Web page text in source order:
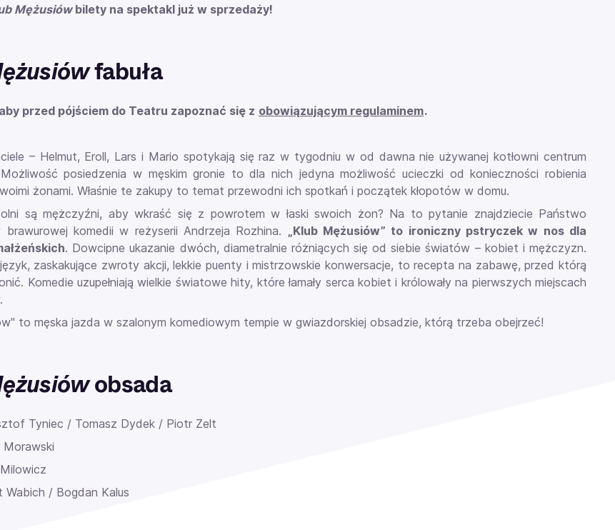
Mężusiówbilety na spektakl już w sprzedaży!
fabuła
przed pójściem do Teatru zapoznać się z obowiązującym regulaminem.
– Helmut, Eroll, Lars i Mario spotykają się raz w tygodniu w od dawna nie używanej kotłowni centrum
posiedzenia w męskim gronie to dla nich jedyna możliwość ucieczki od konieczności robienia
żonami. Właśnie te zakupy to temat przewodni ich spotkań i początek kłopotów w domu.
są mężczyźni, aby wkraść się z powrotem w łaski swoich żon? Na to pytanie znajdziecie Państwo
komedii w reżyserii Andrzeja Rozhina. „Klub Mężusiów” to ironiczny pstryczek w nos dla
. Dowcipne ukazanie dwóch, diametralnie różniących się od siebie światów – kobiet i mężczyzn.
język, zaskakujące zwroty akcji, lekkie puenty i mistrzowskie konwersacje, to recepta na zabawę, przed którą
Komedie uzupełniają wielkie światowe hity, które łamały serca kobiet i królowały na pierwszych miejscach
to męska jazda w szalonym komediowym tempie w gwiazdorskiej obsadzie, którą trzeba obejrzeć!
obsada
Tyniec / Tomasz Dydek / Piotr Zelt
Morawski
Wabich / Bogdan Kalus